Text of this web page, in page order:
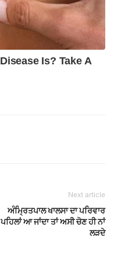
Next article
ਅੰਮ੍ਰਿਤਪਾਲ ਖਾਲਸਾ ਦਾ ਪਰਿਵਾਰ
ਪਹਿਲਾਂ ਆ ਜਾਂਦਾ ਤਾਂ ਅਸੀ ਚੋਣ ਹੀ ਨਾਂ
ਲੜਦੇ